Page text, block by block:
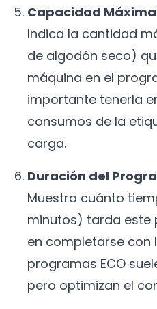
Capacidad
Indica la cantidad
de algodón seco)
máquina en el
importante tenerla
consumos de la
carga.
Duración del
Muestra cuánto
minutos) tarda este
en completarse con
programas ECO
pero optimizan el